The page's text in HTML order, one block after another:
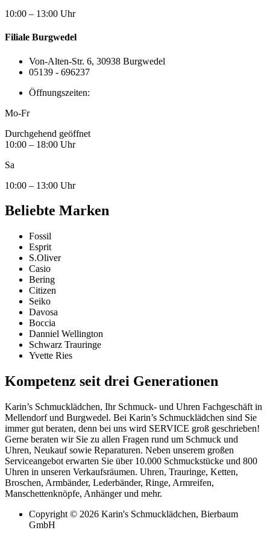
10:00 – 13:00 Uhr
Filiale Burgwedel
Von-Alten-Str. 6, 30938 Burgwedel
05139 - 696237
Öffnungszeiten:
Mo-Fr
Durchgehend geöffnet
10:00 – 18:00 Uhr
Sa
10:00 – 13:00 Uhr
Beliebte Marken
Fossil
Esprit
S.Oliver
Casio
Bering
Citizen
Seiko
Davosa
Boccia
Danniel Wellington
Schwarz Trauringe
Yvette Ries
Kompetenz seit drei Generationen
Karin’s Schmucklädchen, Ihr Schmuck- und Uhren Fachgeschäft in
Mellendorf und Burgwedel. Bei Karin’s Schmucklädchen sind Sie
immer gut beraten, denn bei uns wird SERVICE groß geschrieben!
Gerne beraten wir Sie zu allen Fragen rund um Schmuck und
Uhren, Neukauf sowie Reparaturen. Neben unserem großen
Serviceangebot erwarten Sie über 10.000 Schmuckstücke und 800
Uhren in unseren Verkaufsräumen. Uhren, Trauringe, Ketten,
Broschen, Armbänder, Lederbänder, Ringe, Armreifen,
Manschettenknöpfe, Anhänger und mehr.
Copyright © 2026 Karin's Schmucklädchen, Bierbaum
GmbH